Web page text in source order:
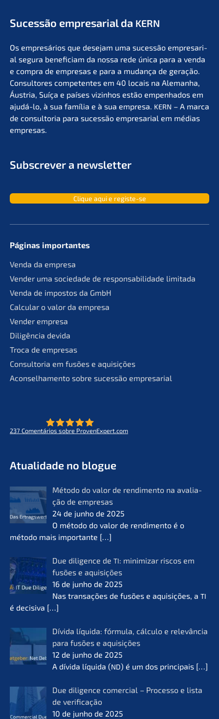
Suces­são empre­sa­ri­al da KERN
Os empresá­ri­os que desejam uma suces­são empre­sa­ri­
al segura benefi­ci­am da nossa rede única para a venda
e compra de empre­sas e para a mudan­ça de geração.
Consul­to­res compe­ten­tes em 40 locais na Aleman­ha,
Áustria, Suíça e países vizin­hos estão empen­ha­dos em
ajudá-lo, à sua família e à sua empre­sa. KERN – A marca
de consult­oria para suces­são empre­sa­ri­al em médias
empresas.
Subscrever a newsletter
Clique aqui e registe-se
Páginas importan­tes
Venda da empresa
Vender uma socie­da­de de responsa­bil­ida­de limitada
Venda de impos­tos da GmbH
Calcu­lar o valor da empresa
Vender empre­sa
Diligên­cia devida
Troca de empresas
Consult­oria em fusões e aquisições
Aconsel­ha­men­to sobre suces­são empresarial
237 Comen­tá­ri­os sobre ProvenExpert.com
Atual­i­da­de no blogue
Método do valor de rendi­men­to na avalia­
ção de empre­sas
24 de junho de 2025
O método do valor de rendi­men­to é o
método mais importan­te […]
Due diligence de TI: minimi­zar riscos em
fusões e aquisi­ções
16 de junho de 2025
Nas transa­ções de fusões e aquisi­ções, a TI
é decisi­va […]
Dívida líqui­da: fórmu­la, cálcu­lo e relevân­cia
para fusões e aquisi­ções
12 de junho de 2025
A dívida líqui­da (ND) é um dos princi­pais […]
Due diligence comer­cial – Proces­so e lista
de verifi­ca­ção
10 de junho de 2025